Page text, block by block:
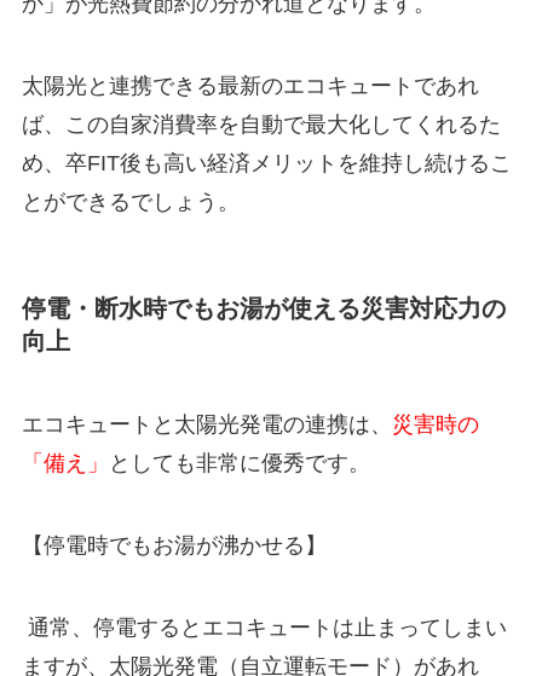
太陽光と連携できる最新のエコキュートであれ
ば、この自家消費率を自動で最大化してくれるた
め、卒FIT後も高い経済メリットを維持し続けるこ
とができるでしょう。
停電・断水時でもお湯が使える災害対応力の
向上
エコキュートと太陽光発電の連携は、
災害時の
「備え」
としても非常に優秀です。
【停電時でもお湯が沸かせる 】
通常、停電するとエコキュートは止まってしまい
ますが、太陽光発電（自立運転モード）があれ